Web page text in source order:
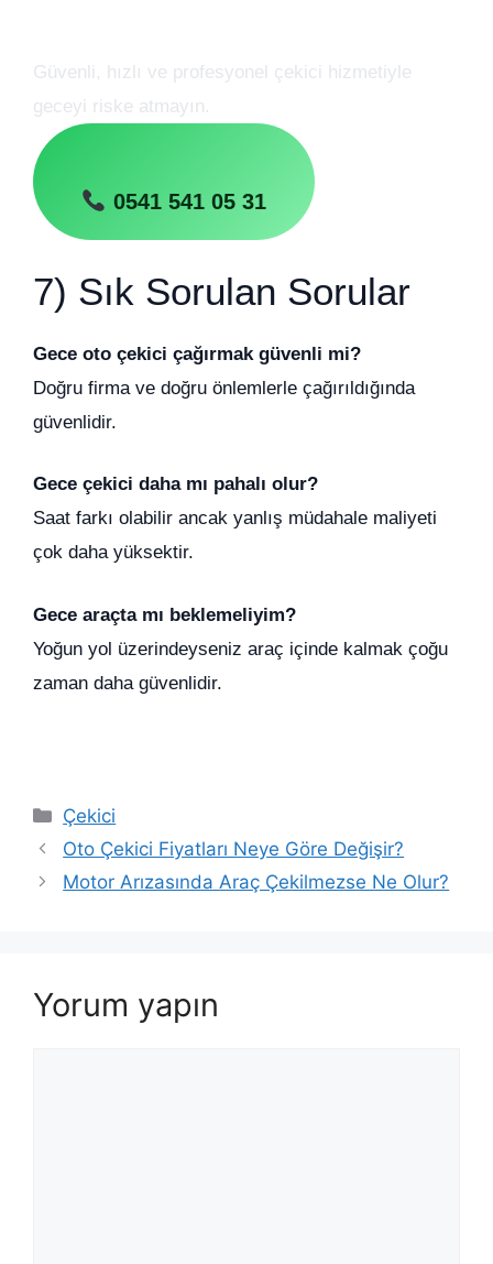
Güvenli, hızlı ve profesyonel çekici hizmetiyle
geceyi riske atmayın.
0541 541 05 31
7) Sık Sorulan Sorular
Gece oto çekici çağırmak güvenli mi?
Doğru firma ve doğru önlemlerle çağırıldığında
güvenlidir.
Gece çekici daha mı pahalı olur?
Saat farkı olabilir ancak yanlış müdahale maliyeti
çok daha yüksektir.
Gece araçta mı beklemeliyim?
Yoğun yol üzerindeyseniz araç içinde kalmak çoğu
zaman daha güvenlidir.
Kategoriler
Çekici
Oto Çekici Fiyatları Neye Göre Değişir?
Motor Arızasında Araç Çekilmezse Ne Olur?
Yorum yapın